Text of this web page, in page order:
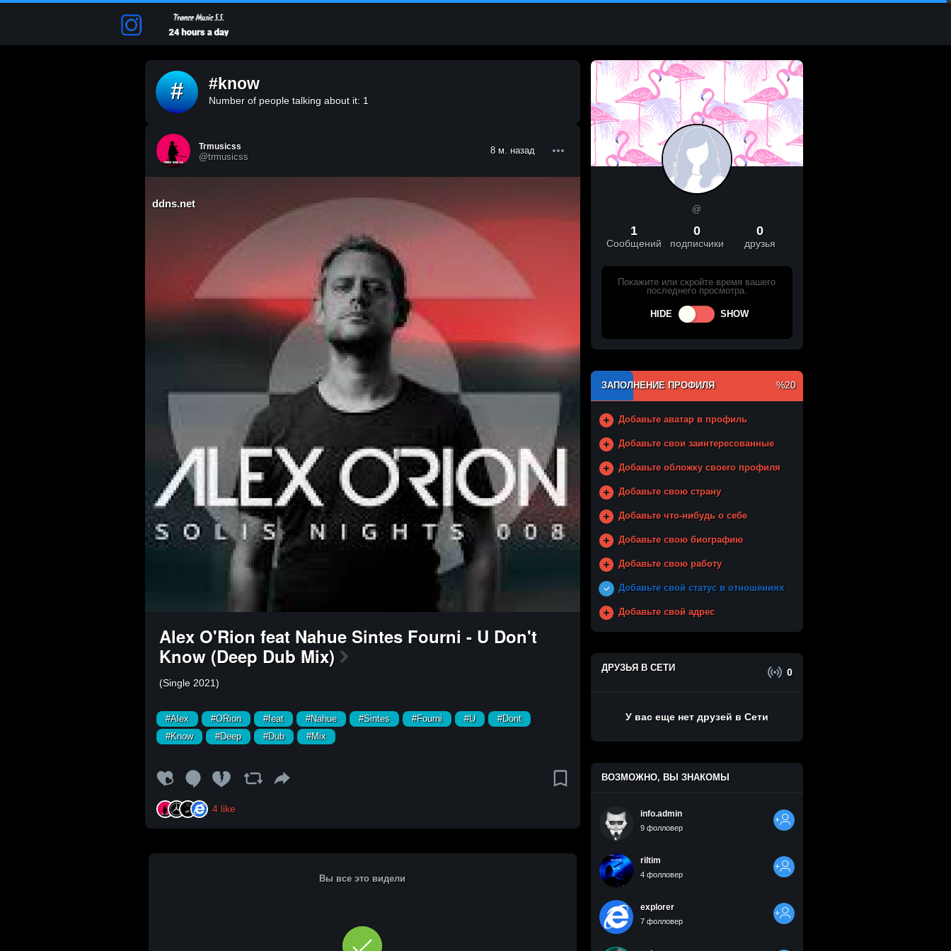
# #know
Number of people talking about it: 1
Trmusicss
@trmusicss
8 м. назад
ddns.net
Alex O'Rion feat Nahue Sintes Fourni - U Don't
Know (Deep Dub Mix)
(Single 2021)
#Alex #ORion #feat #Nahue #Sintes #Fourni #U
#Dont
#Know
#Deep #Dub #Mix
4like
Вы все это видели
@
1
Сообщений
0
подписчики
0
друзья
Покажите или скройте время вашего
последнего просмотра.
HIDE SHOW
ЗАПОЛНЕНИЕ ПРОФИЛЯ %20
Добавьте аватар в профиль
Добавьте свои заинтересованные
Добавьте обложку своего профиля
Добавьте свою страну
Добавьте что-нибудь о себе
Добавьте свою биографию
Добавьте свою работу
Добавьте свой статус в отношениях
Добавьте свой адрес
ДРУЗЬЯ В СЕТИ 0
У вас еще нет друзей в Сети
ВОЗМОЖНО, ВЫ ЗНАКОМЫ
info.admin
9 фолловер
riltim
4 фолловер
explorer
7 фолловер